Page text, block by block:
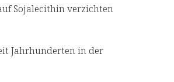
Sojalecithin verzichten
Jahrhunderten in der